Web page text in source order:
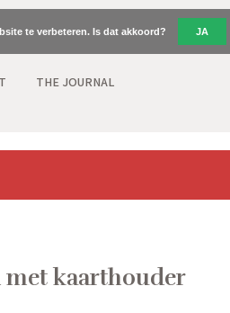
THE JOURNAL
met kaarthouder
te verbeteren. Is dat akkoord? JA